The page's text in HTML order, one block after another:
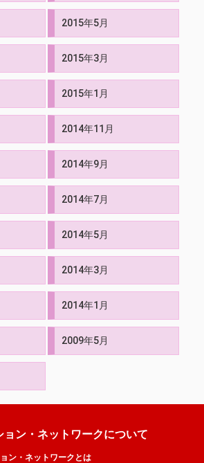
2015年5月
2015年3月
2015年1月
2014年11月
2014年9月
2014年7月
2014年5月
2014年3月
2014年1月
2009年5月
ン・ネットワークについて
ン・ネットワークとは